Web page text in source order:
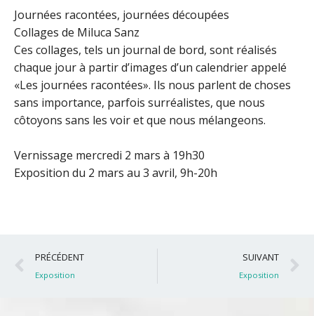
Journées racontées, journées découpées
Collages de Miluca Sanz
Ces collages, tels un journal de bord, sont réalisés
chaque jour à partir d’images d’un calendrier appelé
«Les journées racontées». Ils nous parlent de choses
sans importance, parfois surréalistes, que nous
côtoyons sans les voir et que nous mélangeons.
Vernissage mercredi 2 mars à 19h30
Exposition du 2 mars au 3 avril, 9h-20h
Précédent
PRÉCÉDENT
Exposition
SUIVANT
Exposition